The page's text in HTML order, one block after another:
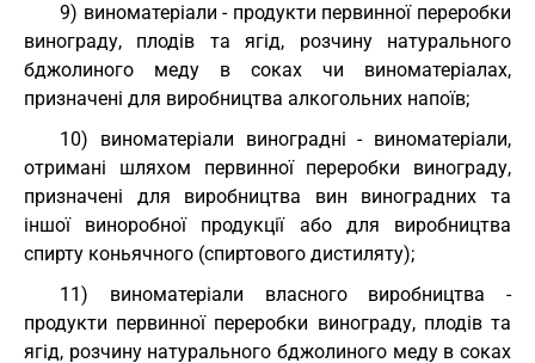
9) виноматеріали - продукти первинної переробки
винограду, плодів та ягід, розчину натурального
бджолиного меду в соках чи виноматеріалах,
призначені для виробництва алкогольних напоїв;
10) виноматеріали виноградні - виноматеріали,
отримані шляхом первинної переробки винограду,
призначені для виробництва вин виноградних та
іншої виноробної продукції або для виробництва
спирту коньячного (спиртового дистиляту);
11) виноматеріали власного виробництва -
продукти первинної переробки винограду, плодів та
ягід, розчину натурального бджолиного меду в соках